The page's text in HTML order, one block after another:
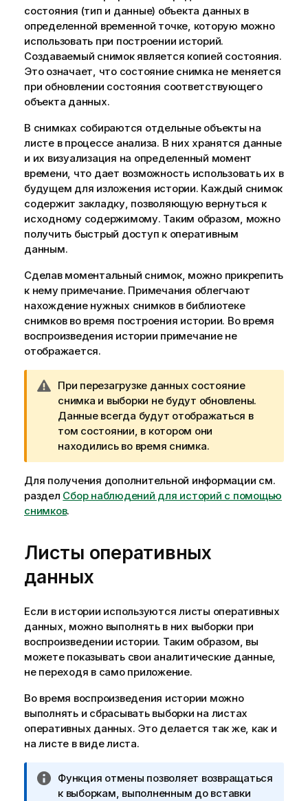
состояния (тип и данные) объекта данных в
определенной временной точке, которую можно
использовать при построении историй.
Создаваемый снимок является копией состояния.
Это означает, что состояние снимка не меняется
при обновлении состояния соответствующего
объекта данных.
В снимках собираются отдельные объекты на
листе в процессе анализа. В них хранятся данные
и их визуализация на определенный момент
времени, что дает возможность использовать их в
будущем для изложения истории. Каждый снимок
содержит закладку, позволяющую вернуться к
исходному содержимому. Таким образом, можно
получить быстрый доступ к оперативным
данным.
Сделав моментальный снимок, можно прикрепить
к нему примечание. Примечания облегчают
нахождение нужных снимков в библиотеке
снимков во время построения истории. Во время
воспроизведения истории примечание не
отображается.
П
р
и
м
е
ч
а
н
и
п
е
у
п
р
е
ж
е
н
и
ю
При перезагрузке данных состояние
снимка и выборки не будут обновлены.
Данные всегда будут отображаться в
том состоянии, в котором они
находились во время снимка.
Для получения дополнительной информации см.
раздел Сбор наблюдений для историй с помощью
снимков.
Листы оперативных
данных
Если в истории используются листы оперативных
данных, можно выполнять в них выборки при
воспроизведении истории. Таким образом, вы
можете показывать свои аналитические данные,
не переходя в само приложение.
Во время воспроизведения истории можно
выполнять и сбрасывать выборки на листах
оперативных данных. Это делается так же, как и
на листе в виде листа.
П
р
Функция отмены позволяет возвращаться
к выборкам, выполненным до вставки